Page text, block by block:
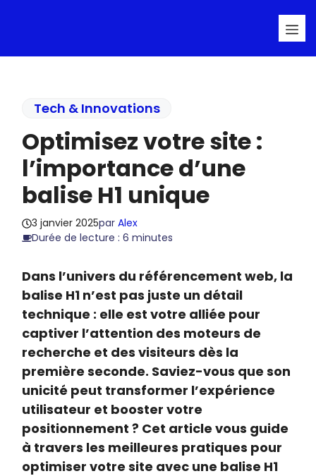
Tech & Innovations
Optimisez votre site :
l’importance d’une
balise H1 unique
3 janvier 2025parAlex
Durée de lecture : 6 minutes
Dans l’univers du référencement web, la
balise H1 n’est pas juste un détail
technique : elle est votre alliée pour
captiver l’attention des moteurs de
recherche et des visiteurs dès la
première seconde. Saviez-vous que son
unicité peut transformer l’expérience
utilisateur et booster votre
positionnement ? Cet article vous guide
à travers les meilleures pratiques pour
optimiser votre site avec une balise H1